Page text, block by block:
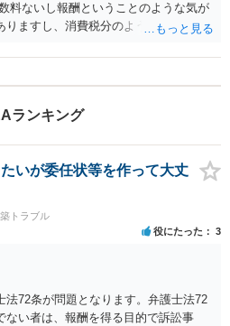
料ないし報酬ということのような気が
りますし、消費税分のようにも思われ
ランキング
いが委任状等を作って大丈
トラブル
役にたった 3
法72条が問題となります。弁護士法72
ない者は、報酬を得る目的で訴訟事